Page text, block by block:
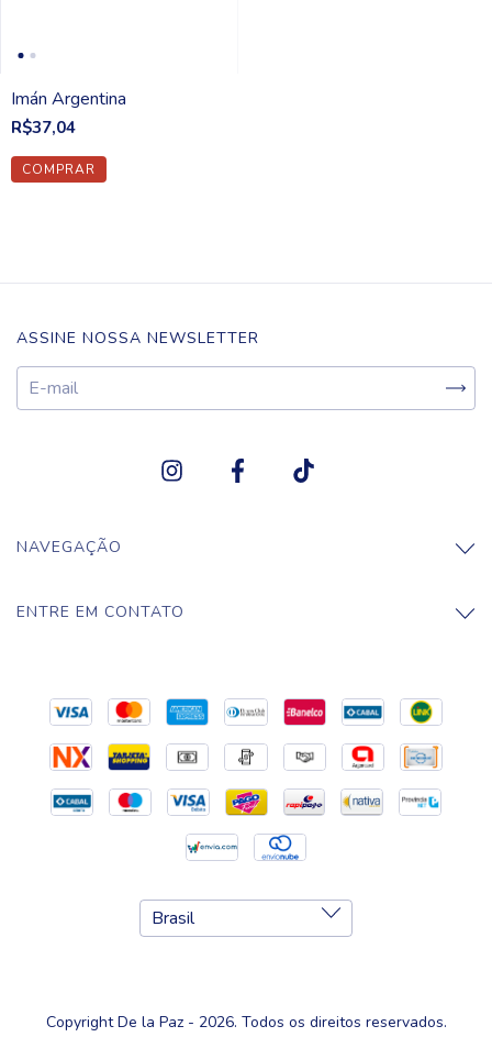
Imán Argentina
R$37,04
ASSINE NOSSA NEWSLETTER
NAVEGAÇÃO
ENTRE EM CONTATO
Copyright De la Paz - 2026. Todos os direitos reservados.